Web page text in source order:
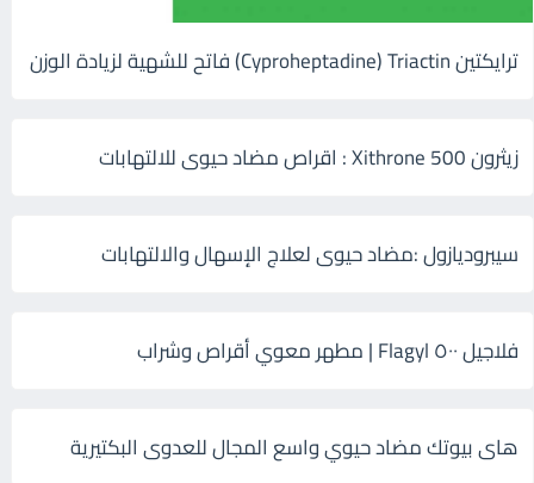
ترايكتين Cyproheptadine) Triactin) فاتح للشهية لزيادة الوزن
زيثرون 500 Xithrone : اقراص مضاد حيوى للالتهابات
سيبروديازول :مضاد حيوى لعلاج الإسهال والالتهابات
فلاجيل ٥٠٠ Flagyl | مطهر معوي أقراص وشراب
هاى بيوتك مضاد حيوي واسع المجال للعدوى البكتيرية